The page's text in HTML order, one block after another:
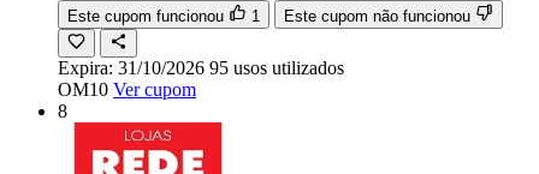
Este cupom funcionou 1 Este cupom não funcionou
Expira: 31/10/2026 95 usos utilizados
OM10 Ver cupom
8